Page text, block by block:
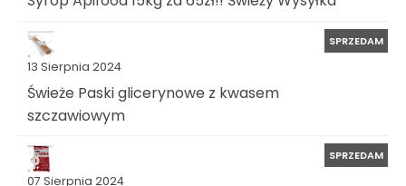
13 Sierpnia 2024
SPRZEDAM
Świeże Paski glicerynowe z kwasem
szczawiowym
07 Sierpnia 2024
SPRZEDAM